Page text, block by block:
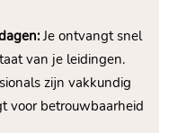
Je ontvangt snel
van je leidingen.​
zijn vakkundig
voor betrouwbaarheid